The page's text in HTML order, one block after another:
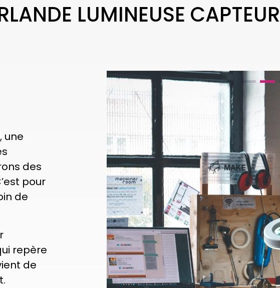
LUMINEUSE
une
des
pour
de
repère
de